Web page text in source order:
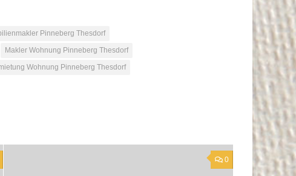
Pinneberg Thesdorf
Makler Wohnung Pinneberg Thesdorf
Wohnung Pinneberg Thesdorf
0